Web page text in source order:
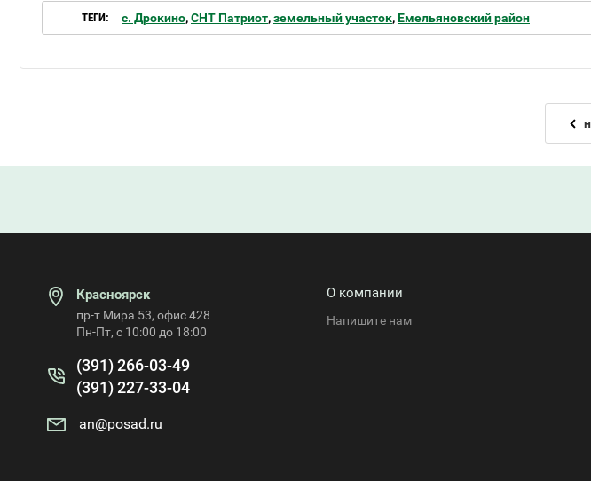
ТЕГИ: с. Дрокино,СНТ Патриот,земельный участок,Емельяновский район
Красноярск
пр-т Мира 53, офис 428
Пн-Пт, с 10:00 до 18:00
(391) 266-03-49
(391) 227-33-04
an@posad.ru
О компании
Напишите нам